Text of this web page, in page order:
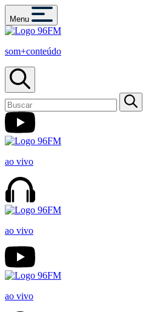
Menu
som+conteúdo
ao vivo
ao vivo
ao vivo